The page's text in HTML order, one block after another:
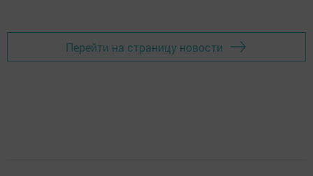
Перейти на страницу новости